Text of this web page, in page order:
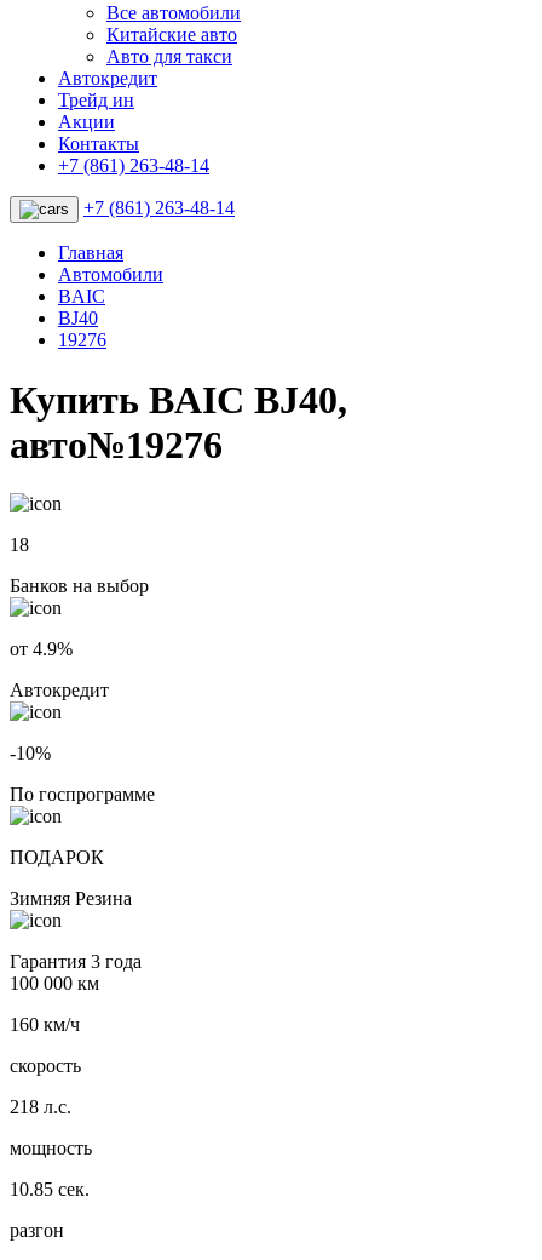
Все автомобили
Китайские авто
Авто для такси
Автокредит
Трейд ин
Акции
Контакты
+7 (861) 263-48-14
+7 (861) 263-48-14
Главная
Автомобили
BAIC
BJ40
19276
Купить BAIC BJ40,
авто№19276
18
Банков на выбор
от 4.9%
Автокредит
-10%
По госпрограмме
ПОДАРОК
Зимняя Резина
Гарантия 3 года
100 000 км
160 км/ч
скорость
218 л.с.
мощность
10.85 сек.
разгон